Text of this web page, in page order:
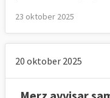
23 oktober 2025
20 oktober 2025